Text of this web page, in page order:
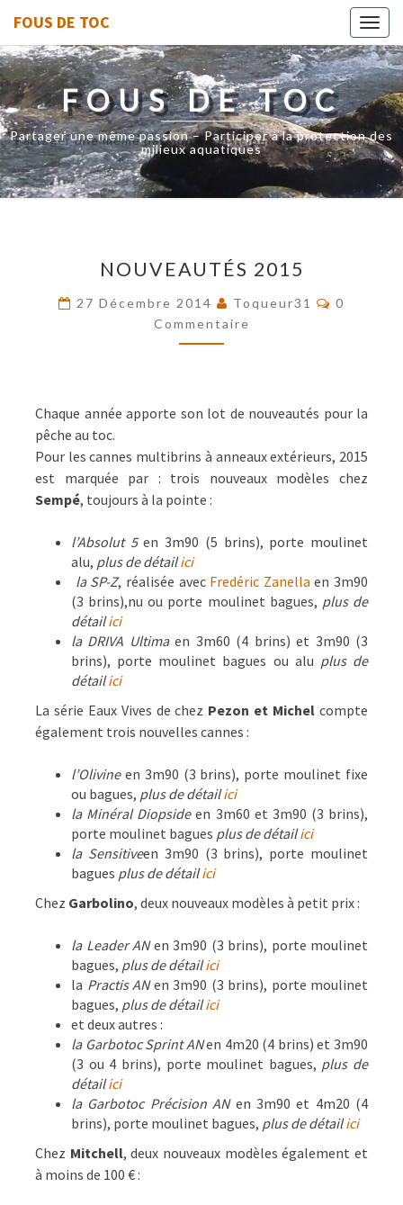
FOUS DE TOC
FOUS DE TOC
Partager une même passion – Participer à la protection des
milieux aquatiques
2015
NOUVEAUTÉS 2015
27 Décembre 2014 Toqueur31
0
Commentaire
Chaque année apporte son lot de nouveautés pour la
pêche au toc.
Pour les cannes multibrins à anneaux extérieurs, 2015
est marquée par : trois nouveaux modèles chez
Sempé, toujours à la pointe :
l’Absolut 5en 3m90 (5 brins), porte moulinet
alu, plus de détailici
la SP-Z, réalisée avec Fredéric Zanella en 3m90
(3 brins),nu ou porte moulinet bagues, plus de
détailici
la DRIVA Ultimaen 3m60 (4 brins) et 3m90 (3
brins), porte moulinet bagues ou alu plus de
détailici
La série Eaux Vives de chez Pezon et Michel compte
également trois nouvelles cannes :
l’Olivineen 3m90 (3 brins), porte moulinet fixe
ou bagues, plus de détailici
la Minéral Diopsideen 3m60 et 3m90 (3 brins),
porte moulinet bagues plus de détailici
la Sensitiveen 3m90 (3 brins), porte moulinet
bagues plus de détailici
Chez Garbolino, deux nouveaux modèles à petit prix :
la Leader ANen 3m90 (3 brins), porte moulinet
bagues, plus de détailici
la Practis ANen 3m90 (3 brins), porte moulinet
bagues, plus de détailici
et deux autres :
la Garbotoc Sprint ANen 4m20 (4 brins) et 3m90
(3 ou 4 brins), porte moulinet bagues, plus de
détailici
la Garbotoc Précision ANen 3m90 et 4m20 (4
brins), porte moulinet bagues, plus de détailici
Chez Mitchell, deux nouveaux modèles également et
à moins de 100 € :